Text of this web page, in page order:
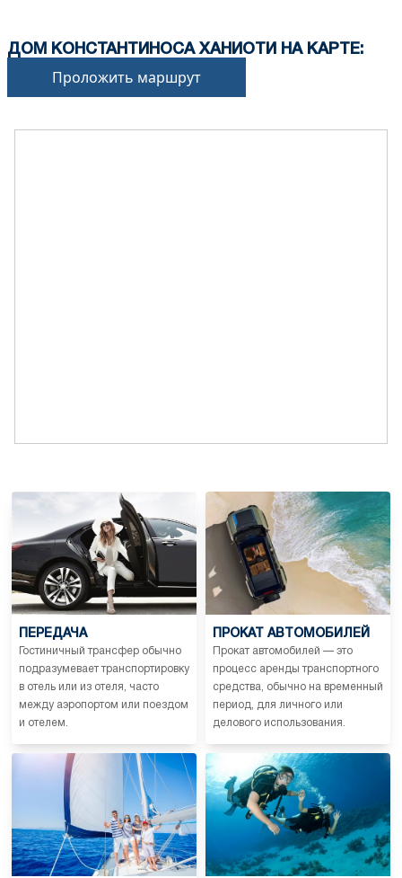
ДОМ КОНСТАНТИНОСА ХАНИОТИ НА КАРТЕ:
Проложить маршрут
ПЕРЕДАЧА
Гостиничный трансфер обычно
подразумевает транспортировку
в отель или из отеля, часто
между аэропортом или поездом
и отелем.
ПРОКАТ АВТОМОБИЛЕЙ
Прокат автомобилей — это
процесс аренды транспортного
средства, обычно на временный
период, для личного или
делового использования.